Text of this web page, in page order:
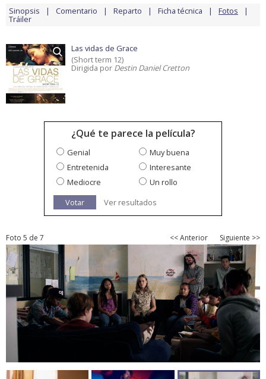
Sinopsis Comentario Reparto Ficha técnica Fotos
Tráiler
Las vidas de Grace
(Short term 12)
Dirigida por Destin Daniel Cretton
¿Qué te parece la película?
Genial
Muy buena
Entretenida
Interesante
Mediocre
Un rollo
Votar
Ver resultados
Foto 5 de 7 << Anterior Siguiente >>